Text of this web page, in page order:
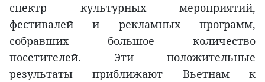
спектр культурных мероприятий,
фестивалей и рекламных программ,
собравших большое количество
посетителей. Эти положительные
результаты приближают Вьетнам к